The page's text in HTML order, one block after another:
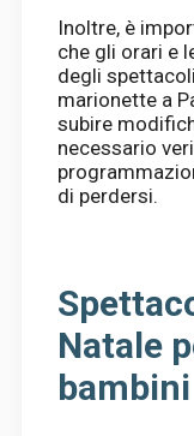
Inoltre, è
che gli orari e
degli
marionette a
subire
necessario
di perdersi.
Natale
bambini